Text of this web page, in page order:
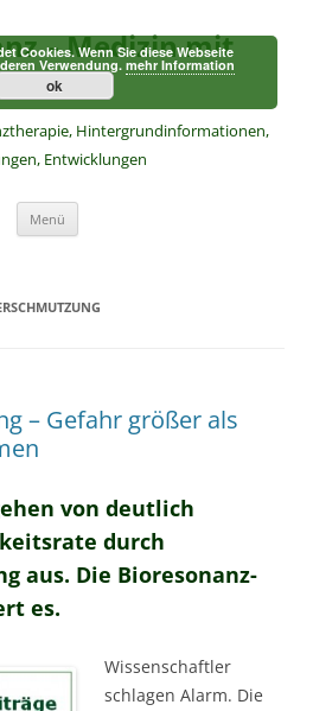
– Medizin mit
Hintergrundinformationen,
Entwicklungen
Menü
– Gefahr größer als
von deutlich
durch
aus. Die Bioresonanz-
es.
Wissenschaftler
schlagen Alarm. Die
Cookies. Wenn Sie diese Webseite
Verwendung.mehr Information
ok